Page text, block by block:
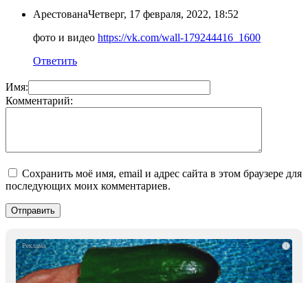
АрестованаЧетверг, 17 февраля, 2022, 18:52
фото и видео https://vk.com/wall-179244416_1600
Ответить
Имя:
Комментарий:
Сохранить моё имя, email и адрес сайта в этом браузере для
последующих моих комментариев.
i